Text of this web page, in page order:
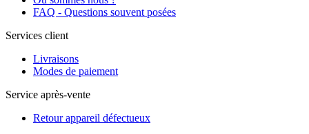
FAQ - Questions souvent posées
Services client
Livraisons
Modes de paiement
Service après-vente
Retour appareil défectueux